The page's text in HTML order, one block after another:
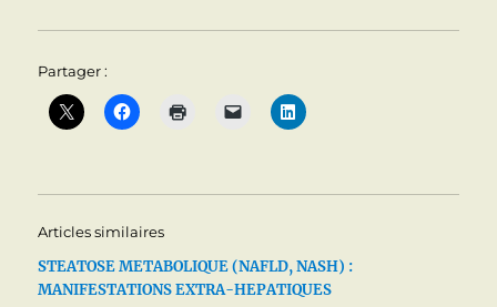
Partager :
Articles similaires
STEATOSE METABOLIQUE (NAFLD, NASH) :
MANIFESTATIONS EXTRA-HEPATIQUES